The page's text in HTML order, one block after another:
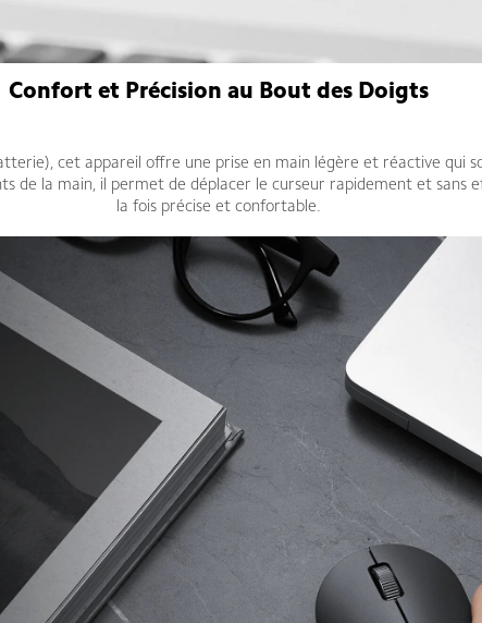
Confort et Précision au Bout des Doigts
cet appareil offre une prise en main légère et réactive qui
de la main, il permet de déplacer le curseur rapidement et sans
la fois précise et confortable.